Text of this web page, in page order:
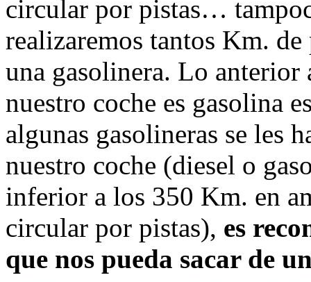
circular por pistas…
realizaremos tantos Km.
una gasolinera. Lo anterior
nuestro coche es gasolina
algunas gasolineras se les
nuestro coche (diesel o
inferior a los 350 Km. en
circular por pistas), es
que nos pueda sacar de